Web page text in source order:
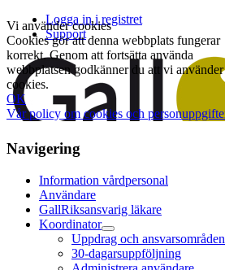
Navigering
Information vårdpersonal
Användare
GallRiksansvarig läkare
Koordinator
Uppdrag och ansvarsområden
30-dagarsuppföljning